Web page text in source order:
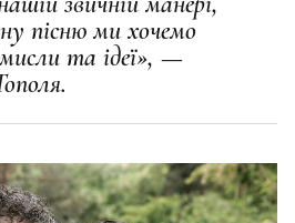
пісню ми хочемо
та ідеї», —